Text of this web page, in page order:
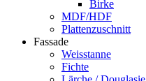
Birke
MDF/HDF
Plattenzuschnitt
Fassade
Weisstanne
Fichte